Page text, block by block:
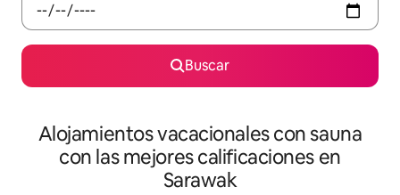
Buscar
Alojamientos vacacionales con sauna
con las mejores calificaciones en
Sarawak